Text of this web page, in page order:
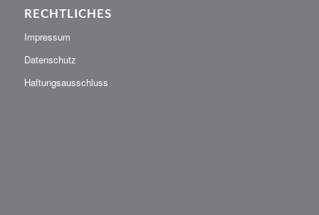
RECHTLICHES
Impressum
Datenschutz
Haftungsausschluss